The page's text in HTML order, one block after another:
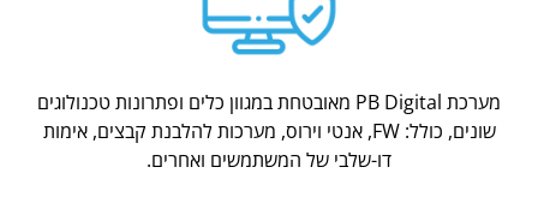
מערכת PB Digital מאובטחת במגוון כלים ופתרונות טכנולוגים
שונים, כולל: FW, אנטי וירוס, מערכות להלבנת קבצים, אימות
דו-שלבי של המשתמשים ואחרים.